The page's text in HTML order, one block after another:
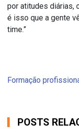
por atitudes diárias,
é isso que a gente
time.”
Formação
POSTS